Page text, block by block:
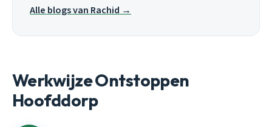
Alle blogs van Rachid →
Werkwijze Ontstoppen
Hoofddorp